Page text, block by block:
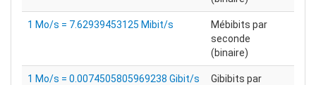
1 Mo/s = 7.62939453125 Mibit/s
Mébibits par
seconde
(binaire)
1 Mo/s = 0.0074505805969238 Gibit/s
Gibibits par